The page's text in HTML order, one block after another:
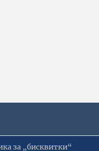
за „бисквитки“